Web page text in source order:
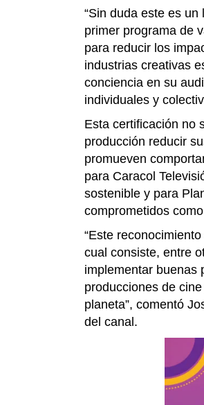
“Sin duda este es
primer programa de
para reducir los
industrias creativas
conciencia en su
individuales y
Esta certificación no
producción reducir
promueven
para Caracol
sostenible y para
comprometidos
“Este
cual consiste, entre
implementar buenas
producciones de
planeta”, comentó
del canal.